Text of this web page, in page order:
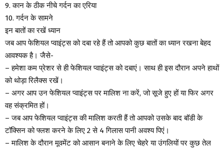
9. कान के ठीक नीचे गर्दन का एरिया
10. गर्दन के सामने
इन बातों का रखें ध्यान
जब आप फेशियल प्वाइंट्स को दबा रहे हैं तो आपको कुछ बातों का ध्यान रखना बेहद
आवश्यक है। जैसे-
– हमेशा कम प्रेशर से ही फेशियल प्वाइंट्स को दबाएं। साथ ही इस दौरान अपने हाथों
को थोड़ा रिलैक्स रखें।
– अगर आप उन फेशियल प्वाइंट्स पर मालिश ना करें, जो सूजे हुए हों या फिर अगर
वह संक्रमित हों।
– जब आप फेशियल प्वाइंट्स की मालिश करती हैं तो आपको उसके बाद बॉडी के
टॉक्सिन को फ्लश करने के लिए 2 से 4 गिलास पानी अवश्य पिएं।
– मालिश के दौरान मूवमेंट को आसान बनाने के लिए चेहरे या उंगलियों पर कुछ तेल